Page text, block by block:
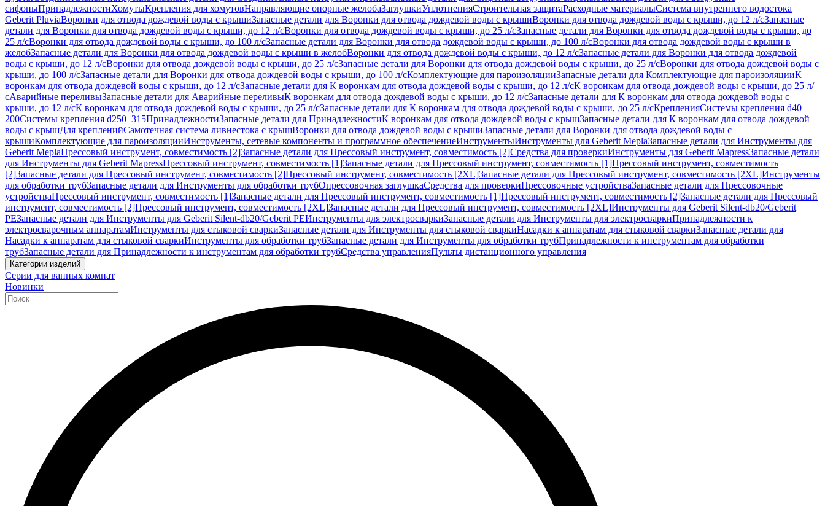
сифоныПринадлежностиХомутыКрепления для хомутовНаправляющие опорные желобаЗаглушкиУплотненияСтроительная защитаРасходные материалыСистема внутреннего водостока
Geberit PluviaВоронки для отвода дождевой воды с крышиЗапасные детали для Воронки для отвода дождевой воды с крышиВоронки для отвода дождевой воды с крыши, до 12 л/сЗапасные
детали для Воронки для отвода дождевой воды с крыши, до 12 л/сВоронки для отвода дождевой воды с крыши, до 25 л/сЗапасные детали для Воронки для отвода дождевой воды с крыши, до
25 л/сВоронки для отвода дождевой воды с крыши, до 100 л/сЗапасные детали для Воронки для отвода дождевой воды с крыши, до 100 л/сВоронки для отвода дождевой воды с крыши в
желобЗапасные детали для Воронки для отвода дождевой воды с крыши в желобВоронки для отвода дождевой воды с крыши, до 12 л/сЗапасные детали для Воронки для отвода дождевой
воды с крыши, до 12 л/сВоронки для отвода дождевой воды с крыши, до 25 л/сЗапасные детали для Воронки для отвода дождевой воды с крыши, до 25 л/сВоронки для отвода дождевой воды с
крыши, до 100 л/сЗапасные детали для Воронки для отвода дождевой воды с крыши, до 100 л/сКомплектующие для пароизоляцииЗапасные детали для Комплектующие для пароизоляцииК
воронкам для отвода дождевой воды с крыши, до 12 л/сЗапасные детали для К воронкам для отвода дождевой воды с крыши, до 12 л/сК воронкам для отвода дождевой воды с крыши, до 25 л/
сАварийные переливыЗапасные детали для Аварийные переливыК воронкам для отвода дождевой воды с крыши, до 12 л/сЗапасные детали для К воронкам для отвода дождевой воды с
крыши, до 12 л/сК воронкам для отвода дождевой воды с крыши, до 25 л/сЗапасные детали для К воронкам для отвода дождевой воды с крыши, до 25 л/сКрепленияСистемы крепления d40–
200Системы крепления d250–315ПринадлежностиЗапасные детали для ПринадлежностиК воронкам для отвода дождевой воды с крышЗапасные детали для К воронкам для отвода дождевой
воды с крышДля крепленийСамотечная система ливнестока с крышВоронки для отвода дождевой воды с крышиЗапасные детали для Воронки для отвода дождевой воды с
крышиКомплектующие для пароизоляцииИнструменты, сетевые компоненты и программное обеспечениеИнструментыИнструменты для Geberit MeplaЗапасные детали для Инструменты для
Geberit MeplaПрессовый инструмент, совместимость [2]Запасные детали для Прессовый инструмент, совместимость [2]Средства для проверкиИнструменты для Geberit MapressЗапасные детали
для Инструменты для Geberit MapressПрессовый инструмент, совместимость [1]Запасные детали для Прессовый инструмент, совместимость [1]Прессовый инструмент, совместимость
[2]Запасные детали для Прессовый инструмент, совместимость [2]Прессовый инструмент, совместимость [2XL]Запасные детали для Прессовый инструмент, совместимость [2XL]Инструменты
для обработки трубЗапасные детали для Инструменты для обработки трубОпрессовочная заглушкаСредства для проверкиПрессовочные устройстваЗапасные детали для Прессовочные
устройстваПрессовый инструмент, совместимость [1]Запасные детали для Прессовый инструмент, совместимость [1]Прессовый инструмент, совместимость [2]Запасные детали для Прессовый
инструмент, совместимость [2]Прессовый инструмент, совместимость [2XL]Запасные детали для Прессовый инструмент, совместимость [2XL]Инструменты для Geberit Silent-db20/Geberit
PEЗапасные детали для Инструменты для Geberit Silent-db20/Geberit PEИнструменты для электросваркиЗапасные детали для Инструменты для электросваркиПринадлежности к
электросварочным аппаратамИнструменты для стыковой сваркиЗапасные детали для Инструменты для стыковой сваркиНасадки к аппаратам для стыковой сваркиЗапасные детали для
Насадки к аппаратам для стыковой сваркиИнструменты для обработки трубЗапасные детали для Инструменты для обработки трубПринадлежности к инструментам для обработки
трубЗапасные детали для Принадлежности к инструментам для обработки трубСредства управленияПульты дистанционного управления
Категории изделий
Серии для ванных комнат
Новинки